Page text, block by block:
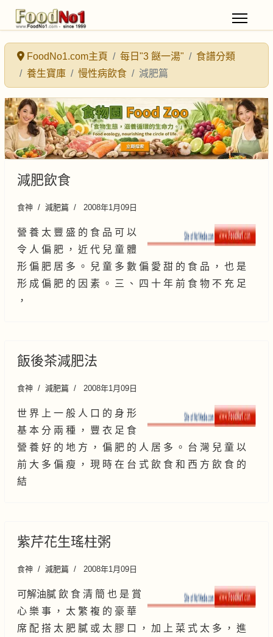
FoodNo1.com主頁 每日"3 餸一湯"
食譜分類
養生寶庫
慢性病飲食 減肥篇
減肥飲食
食神 減肥篇 2008年1月09日
營 養 太 豐 盛 的 食 品 可 以
令 人 偏 肥 ， 近 代 兒 童 體
形 偏 肥 居 多 。 兒 童 多 數 偏 愛 甜 的 食 品 ， 也 是
形 成 偏 肥 的 因 素 。 三 、 四 十 年 前 食 物 不 充 足
，
飯後茶減肥法
食神 減肥篇 2008年1月09日
世 界 上 一 般 人 口 的 身 形
基 本 分 兩 種 ， 豐 衣 足 食
營 養 好 的 地 方 ， 偏 肥 的 人 居 多 。 台 灣 兒 童 以
前 大 多 偏 瘦 ， 現 時 在 台 式 飲 食 和 西 方 飲 食 的
結
紫芹花生瑤柱粥
食神 減肥篇 2008年1月09日
可解油膩 飲 食 清 簡 也 是 賞
心 樂 事 ， 太 繁 複 的 豪 華
席 配 搭 太 肥 膩 或 太 膠 口 ， 加 上 菜 式 太 多 ， 進